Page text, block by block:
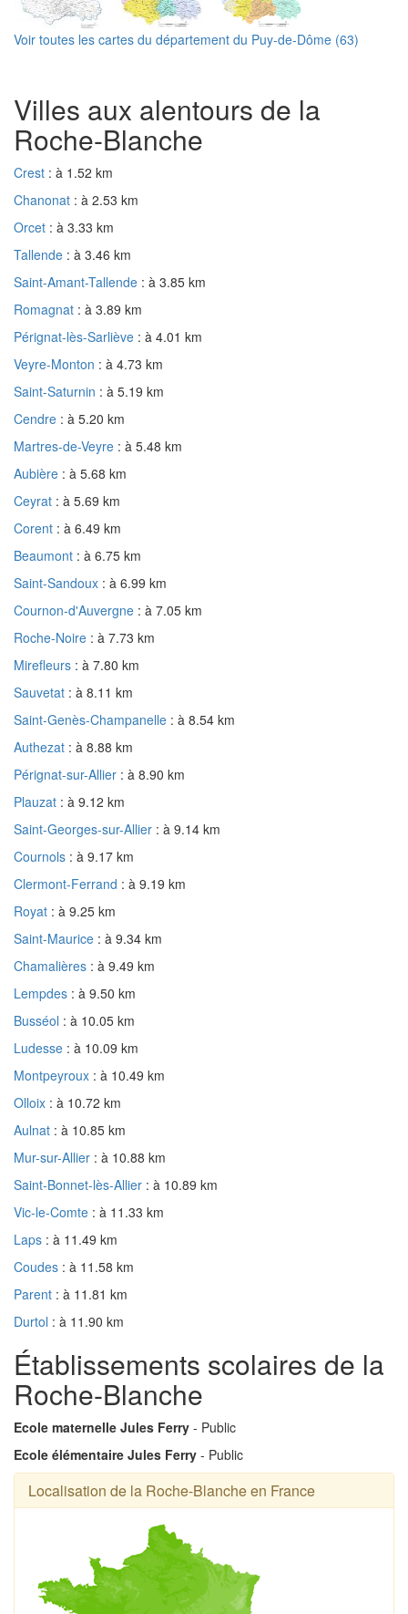
Voir toutes les cartes du département du Puy-de-Dôme (63)
Villes aux alentours de la
Roche-Blanche
Crest : à 1.52 km
Chanonat : à 2.53 km
Orcet : à 3.33 km
Tallende : à 3.46 km
Saint-Amant-Tallende : à 3.85 km
Romagnat : à 3.89 km
Pérignat-lès-Sarliève : à 4.01 km
Veyre-Monton : à 4.73 km
Saint-Saturnin : à 5.19 km
Cendre : à 5.20 km
Martres-de-Veyre : à 5.48 km
Aubière : à 5.68 km
Ceyrat : à 5.69 km
Corent : à 6.49 km
Beaumont : à 6.75 km
Saint-Sandoux : à 6.99 km
Cournon-d'Auvergne : à 7.05 km
Roche-Noire : à 7.73 km
Mirefleurs : à 7.80 km
Sauvetat : à 8.11 km
Saint-Genès-Champanelle : à 8.54 km
Authezat : à 8.88 km
Pérignat-sur-Allier : à 8.90 km
Plauzat : à 9.12 km
Saint-Georges-sur-Allier : à 9.14 km
Cournols : à 9.17 km
Clermont-Ferrand : à 9.19 km
Royat : à 9.25 km
Saint-Maurice : à 9.34 km
Chamalières : à 9.49 km
Lempdes : à 9.50 km
Busséol : à 10.05 km
Ludesse : à 10.09 km
Montpeyroux : à 10.49 km
Olloix : à 10.72 km
Aulnat : à 10.85 km
Mur-sur-Allier : à 10.88 km
Saint-Bonnet-lès-Allier : à 10.89 km
Vic-le-Comte : à 11.33 km
Laps : à 11.49 km
Coudes : à 11.58 km
Parent : à 11.81 km
Durtol : à 11.90 km
Établissements scolaires de la
Roche-Blanche
Ecole maternelle Jules Ferry - Public
Ecole élémentaire Jules Ferry - Public
Localisation de la Roche-Blanche en France